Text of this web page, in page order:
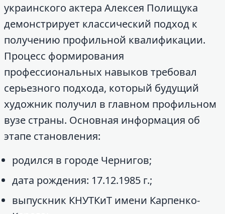
украинского актера Алексея Полищука
демонстрирует классический подход к
получению профильной квалификации.
Процесс формирования
профессиональных навыков требовал
серьезного подхода, который будущий
художник получил в главном профильном
вузе страны. Основная информация об
этапе становления:
родился в городе Чернигов;
дата рождения: 17.12.1985 г.;
выпускник КНУТКиТ имени Карпенко-